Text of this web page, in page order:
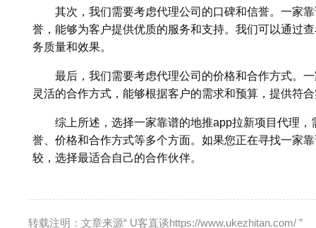
其次，我们需要考虑代理公司的口碑和信誉。一家靠
誉，能够为客户提供优质的服务和支持。我们可以通过
务质量和效果。
最后，我们需要考虑代理公司的价格和合作方式。一
灵活的合作方式，能够根据客户的需求和预算，提供符
综上所述，选择一家靠谱的地推app拉新项目代理，
誉、价格和合作方式等多个方面。如果您正在寻找一家
较，选择最适合自己的合作伙伴。
转载注明：文章来源“ U客直谈https://www.ukezhitan.com/ ”